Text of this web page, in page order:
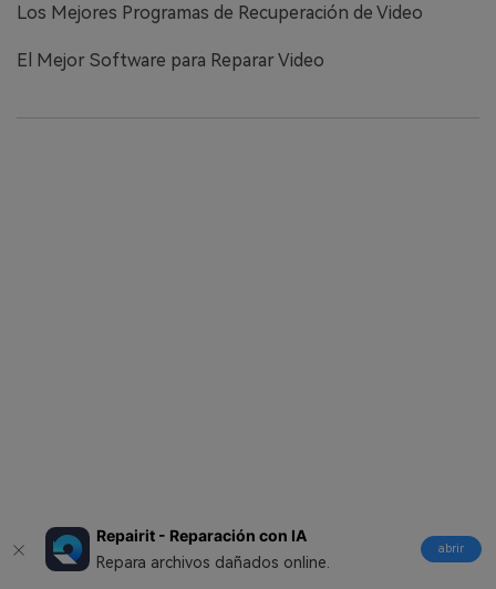
Repairit - Reparación con IA
Repara archivos dañados online.
abrir
Los Mejores Programas de Recuperación de Video
El Mejor Software para Reparar Video